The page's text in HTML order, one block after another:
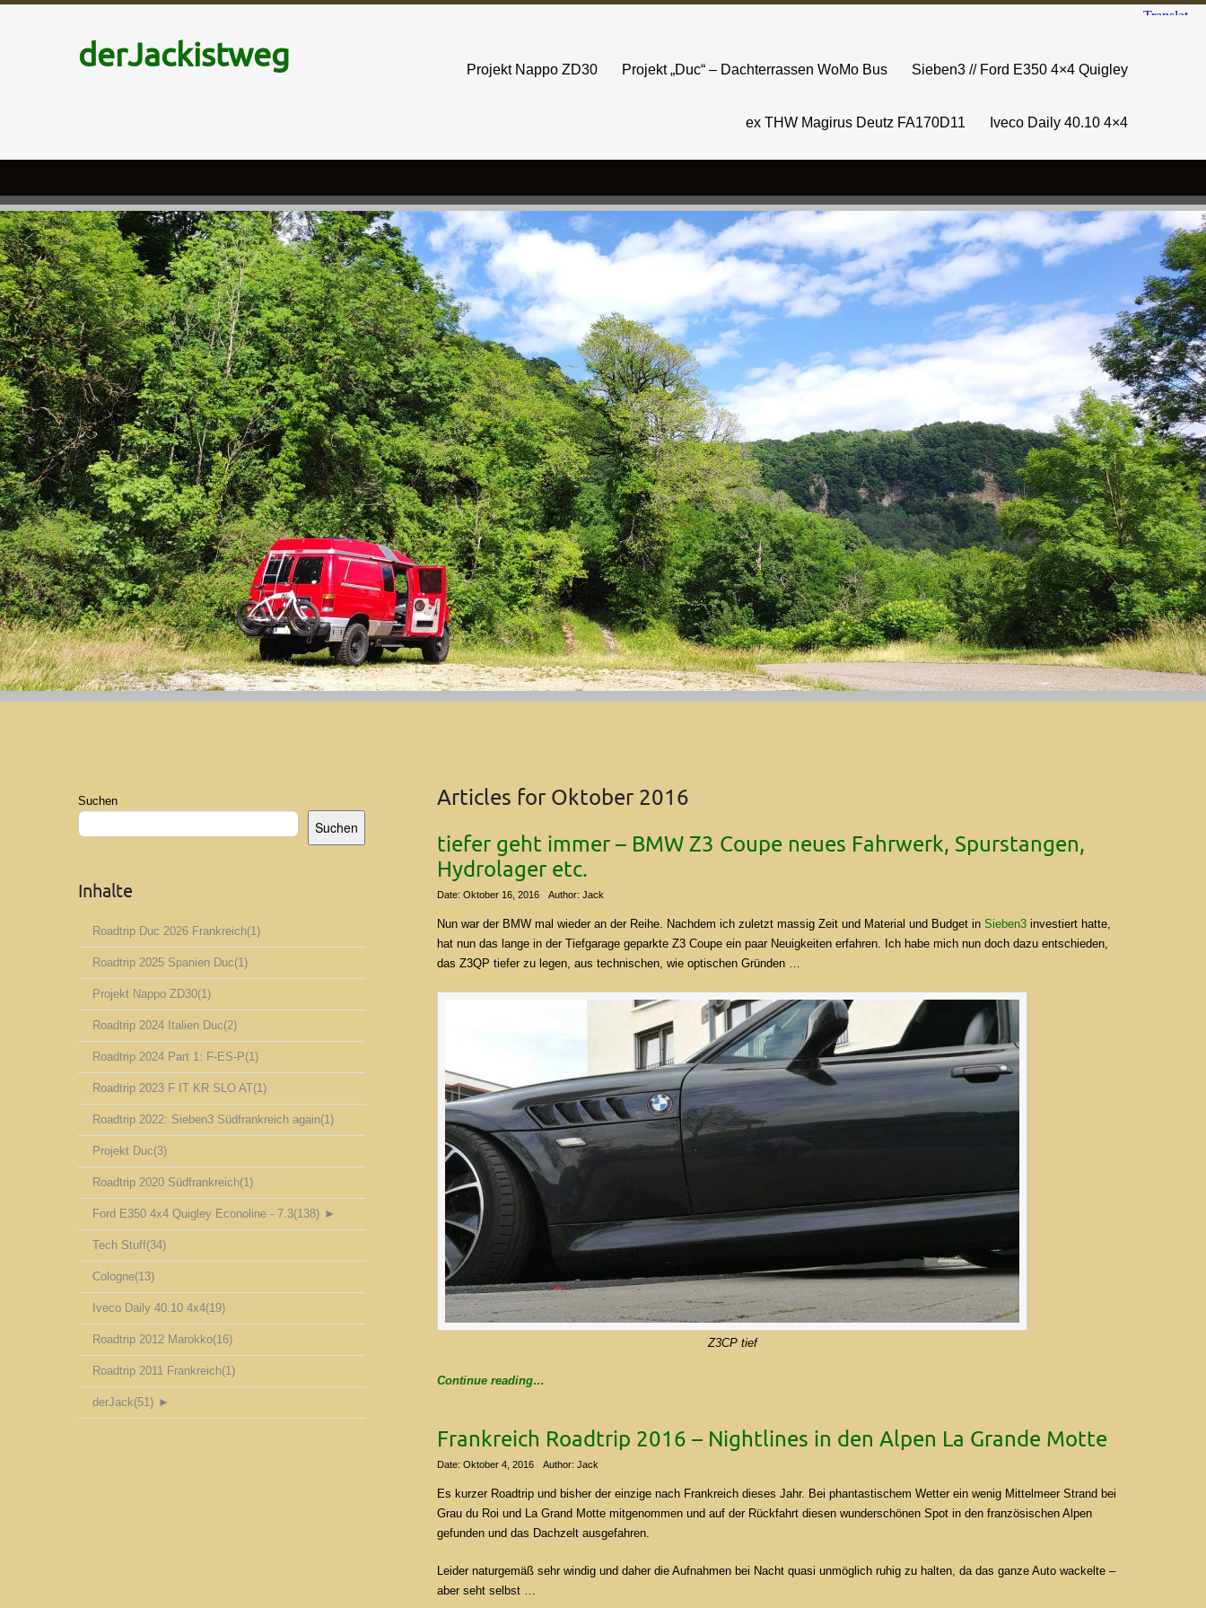
derJackistweg Projekt Nappo ZD30 Projekt „Duc“ – Dachterrassen WoMo Bus Sieben3 // Ford E350 4×4 Quigley
ex THW Magirus Deutz FA170D11 Iveco Daily 40.10 4×4
Suchen
Suchen
Inhalte
Roadtrip Duc 2026 Frankreich(1)
Roadtrip 2025 Spanien Duc(1)
Projekt Nappo ZD30(1)
Roadtrip 2024 Italien Duc(2)
Roadtrip 2024 Part 1: F-ES-P(1)
Roadtrip 2023 F IT KR SLO AT(1)
Roadtrip 2022: Sieben3 Südfrankreich again(1)
Projekt Duc(3)
Roadtrip 2020 Südfrankreich(1)
Ford E350 4x4 Quigley Econoline - 7.3(138) ►
Tech Stuff(34)
Cologne(13)
Iveco Daily 40.10 4x4(19)
Roadtrip 2012 Marokko(16)
Roadtrip 2011 Frankreich(1)
derJack(51) ►
Articles for Oktober 2016
tiefer geht immer – BMW Z3 Coupe neues Fahrwerk, Spurstangen,
Hydrolager etc.
Date: Oktober 16, 2016 Author: Jack
Nun war der BMW mal wieder an der Reihe. Nachdem ich zuletzt massig Zeit und Material und Budget in Sieben3 investiert hatte,
hat nun das lange in der Tiefgarage geparkte Z3 Coupe ein paar Neuigkeiten erfahren. Ich habe mich nun doch dazu entschieden,
das Z3QP tiefer zu legen, aus technischen, wie optischen Gründen …
Z3CP tief
Continue reading…
Frankreich Roadtrip 2016 – Nightlines in den Alpen La Grande Motte
Date: Oktober 4, 2016 Author: Jack
Es kurzer Roadtrip und bisher der einzige nach Frankreich dieses Jahr. Bei phantastischem Wetter ein wenig Mittelmeer Strand bei
Grau du Roi und La Grand Motte mitgenommen und auf der Rückfahrt diesen wunderschönen Spot in den französischen Alpen
gefunden und das Dachzelt ausgefahren.
Leider naturgemäß sehr windig und daher die Aufnahmen bei Nacht quasi unmöglich ruhig zu halten, da das ganze Auto wackelte –
aber seht selbst …